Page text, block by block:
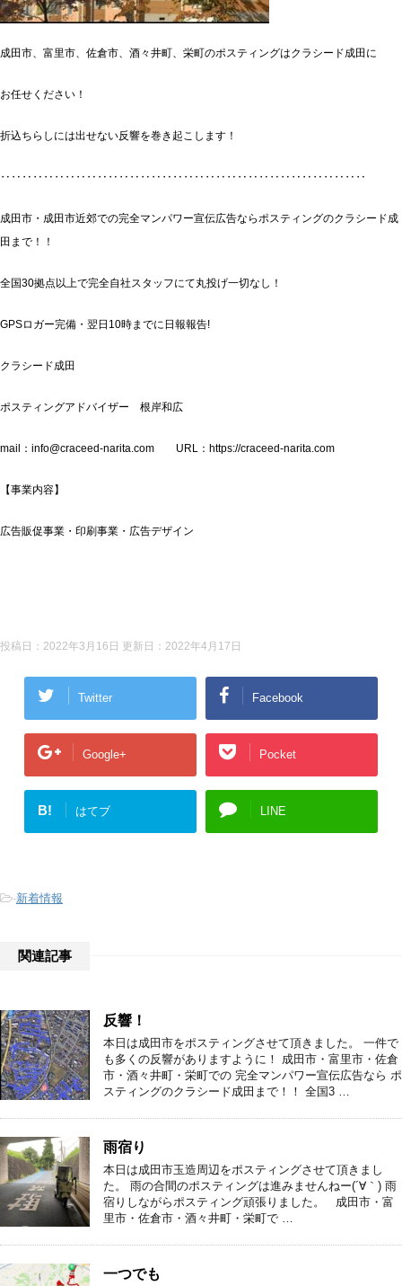
成田市、富里市、佐倉市、酒々井町、栄町のポスティングはクラシード成田に
お任せください！
折込ちらしには出せない反響を巻き起こします！
‥‥‥‥‥‥‥‥‥‥‥‥‥‥‥‥‥‥‥‥‥‥‥‥‥‥‥‥‥‥‥‥‥‥
成田市・成田市近郊での完全マンパワー宣伝広告ならポスティングのクラシード成
田まで！！
全国30拠点以上で完全自社スタッフにて丸投げ一切なし！
GPSロガー完備・翌日10時までに日報報告!
クラシード成田
ポスティングアドバイザー 根岸和広
mail：info@craceed-narita.com URL：https://craceed-narita.com
【事業内容】
広告販促事業・印刷事業・広告デザイン
投稿日：2022年3月16日 更新日： 2022年4月17日
Twitter Facebook
Google+ Pocket
B! はてブ LINE
-新着情報
関連記事
反響！
本日は成田市をポスティングさせて頂きました。 一件で
も多くの反響がありますように！ 成田市・富里市・佐倉
市・酒々井町・栄町での 完全マンパワー宣伝広告なら ポ
スティングのクラシード成田まで！！ 全国3 …
雨宿り
本日は成田市玉造周辺をポスティングさせて頂きまし
た。 雨の合間のポスティングは進みませんねー(´∀｀) 雨
宿りしながらポスティング頑張りました。 成田市・富
里市・佐倉市・酒々井町・栄町で …
一つでも